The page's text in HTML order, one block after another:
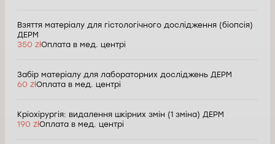
Взяття матеріалу для гістологічного дослідження (біопсія)
ДЕРМ
350 złОплата в мед. центрі
Забір матеріалу для лабораторних досліджень ДЕРМ
60 złОплата в мед. центрі
Кріохірургія: видалення шкірних змін (1 зміна) ДЕРМ
190 złОплата в мед. центрі